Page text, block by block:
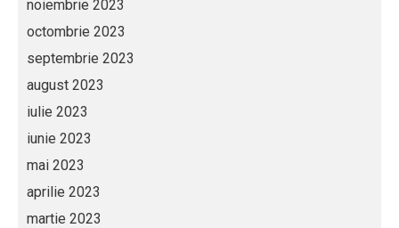
noiembrie 2023
octombrie 2023
septembrie 2023
august 2023
iulie 2023
iunie 2023
mai 2023
aprilie 2023
martie 2023